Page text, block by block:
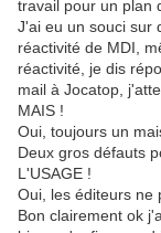
travail pour un plan
J'ai eu un souci sur
réactivité de MDI,
réactivité, je dis
mail à Jocatop,
MAIS !
Oui, toujours un
Deux gros défauts
L'USAGE !
Oui, les éditeurs ne
Bon clairement ok